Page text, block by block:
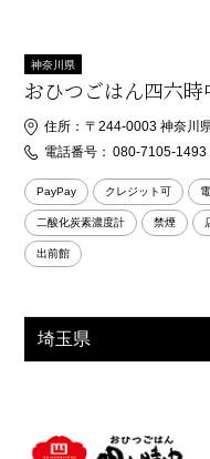
神奈川県
おひつごはん四六
住所： 〒244-0003 神奈川
電話番号： 080-7105-1493
PayPay クレジット可
二酸化炭素濃度計 禁煙
出前館
埼玉県